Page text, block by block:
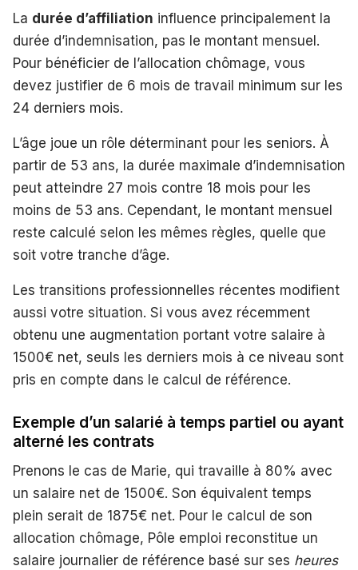
La durée d’affiliation influence principalement la
durée d’indemnisation, pas le montant mensuel.
Pour bénéficier de l’allocation chômage, vous
devez justifier de 6 mois de travail minimum sur les
24 derniers mois.
L’âge joue un rôle déterminant pour les seniors. À
partir de 53 ans, la durée maximale d’indemnisation
peut atteindre 27 mois contre 18 mois pour les
moins de 53 ans. Cependant, le montant mensuel
reste calculé selon les mêmes règles, quelle que
soit votre tranche d’âge.
Les transitions professionnelles récentes modifient
aussi votre situation. Si vous avez récemment
obtenu une augmentation portant votre salaire à
1500€ net, seuls les derniers mois à ce niveau sont
pris en compte dans le calcul de référence.
Exemple d’un salarié à temps partiel ou ayant
alterné les contrats
Prenons le cas de Marie, qui travaille à 80% avec
un salaire net de 1500€. Son équivalent temps
plein serait de 1875€ net. Pour le calcul de son
allocation chômage, Pôle emploi reconstitue un
salaire journalier de référence basé sur ses heures